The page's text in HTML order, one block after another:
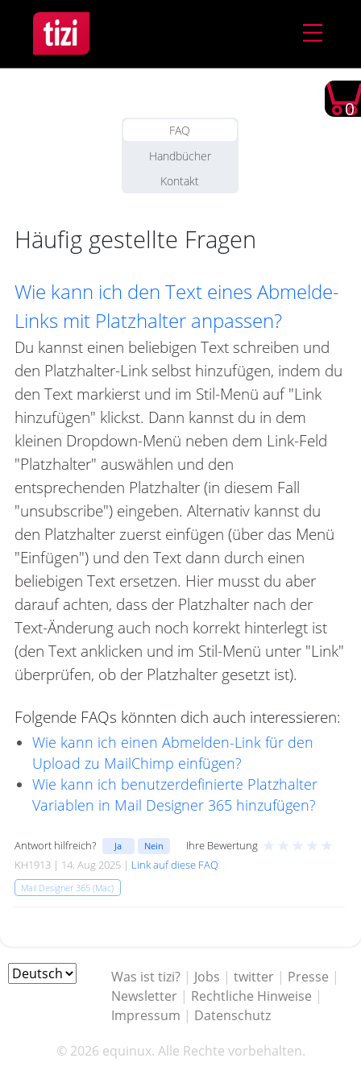
0
FAQ
Handbücher
Kontakt
Häufig gestellte Fragen
Wie kann ich den Text eines Abmelde-
Links mit Platzhalter anpassen?
Du kannst einen beliebigen Text schreiben und
den Platzhalter-Link selbst hinzufügen, indem du
den Text markierst und im Stil-Menü auf "Link
hinzufügen" klickst. Dann kannst du in dem
kleinen Dropdown-Menü neben dem Link-Feld
"Platzhalter" auswählen und den
entsprechenden Platzhalter (in diesem Fall
"unsubscribe") eingeben. Alternativ kannst du
den Platzhalter zuerst einfügen (über das Menü
"Einfügen") und den Text dann durch einen
beliebigen Text ersetzen. Hier musst du aber
darauf achten, dass der Platzhalter nach der
Text-Änderung auch noch korrekt hinterlegt ist
(den Text anklicken und im Stil-Menü unter "Link"
überprüfen, ob der Platzhalter gesetzt ist).
Folgende FAQs könnten dich auch interessieren:
Wie kann ich einen Abmelden-Link für den
Upload zu MailChimp einfügen?
Wie kann ich benutzerdefinierte Platzhalter
Variablen in Mail Designer 365 hinzufügen?
Antwort hilfreich? Ja Nein Ihre Bewertung ★ ★ ★ ★ ★
KH1913 | 14. Aug 2025 | Link auf diese FAQ
Mail Designer 365 (Mac)
Was ist tizi? | Jobs |twitter | Presse |
Newsletter | Rechtliche Hinweise |
Impressum | Datenschutz
© 2026 equinux. Alle Rechte vorbehalten.